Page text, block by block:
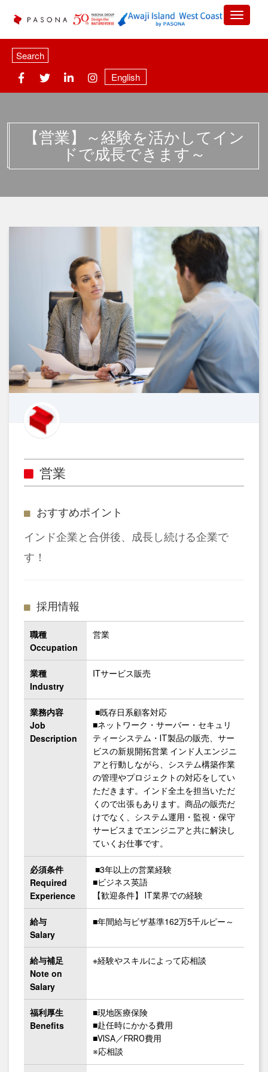
Search
English
【営業】～経験を活かしてイン
ドで成長できます～
営業
おすすめポイント
インド企業と合併後、成長し続ける企業で
す！
採用情報
職種
Occupation
営業
業種
Industry
ITサービス販売
業務内容
Job
Description
■既存日系顧客対応
■ネットワーク・サーバー・セキュリ
ティーシステム・IT製品の販売、サー
ビスの新規開拓営業 インド人エンジニ
アと行動しながら、システム構築作業
の管理やプロジェクトの対応をしてい
ただきます。インド全土を担当いただ
くので出張もあります。商品の販売だ
けでなく、システム運用・監視・保守
サービスまでエンジニアと共に解決し
ていくお仕事です。
必須条件
Required
Experience
■3年以上の営業経験
■ビジネス英語
【歓迎条件】 IT業界での経験
給与
Salary
■年間給与ビザ基準162万5千ルピー～
給与補足
Note on
Salary
※経験やスキルによって応相談
福利厚生
Benefits
■現地医療保険
■赴任時にかかる費用
■VISA／FRRO費用
※応相談